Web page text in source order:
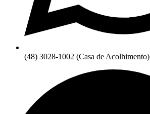
(48) 3028-1002 (Casa de Acolhimento)